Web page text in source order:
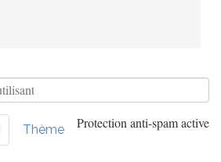
Thème Protection anti-spam active